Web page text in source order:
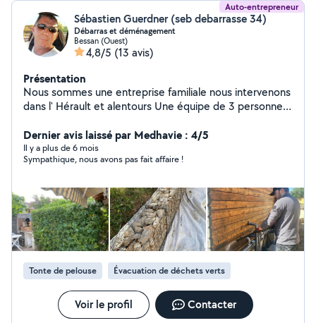
Auto-entrepreneur
Sébastien Guerdner (seb debarrasse 34)
Débarras et déménagement
Bessan (Ouest)
4,8/5 (13 avis)
Présentation
Nous sommes une entreprise familiale nous intervenons
dans l' Hérault et alentours Une équipe de 3 personnes
toujours le sourire
Dernier avis laissé par Medhavie : 4/5
Il y a plus de 6 mois
Sympathique, nous avons pas fait affaire !
Tonte de pelouse Évacuation de déchets verts
Voir le profil Contacter